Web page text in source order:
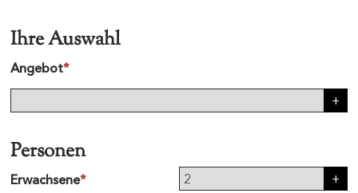
Ihre Auswahl
Angebot*
Personen
Erwachsene*